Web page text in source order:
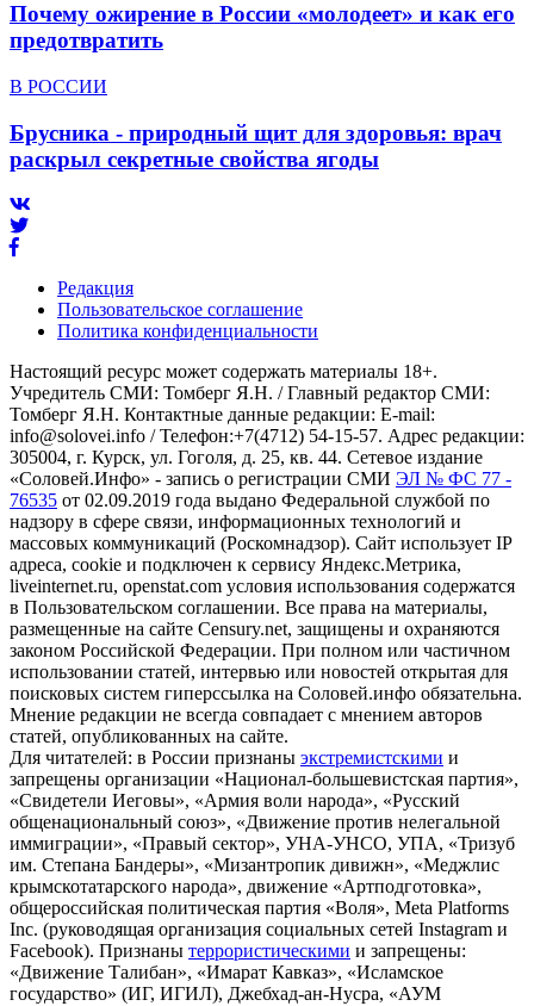
Почему ожирение в России «молодеет» и как его
предотвратить
В РОССИИ
Брусника - природный щит для здоровья: врач
раскрыл секретные свойства ягоды
Редакция
Пользовательское соглашение
Политика конфиденциальности
Настоящий ресурс может содержать материалы 18+.
Учредитель СМИ: Томберг Я.Н. / Главный редактор СМИ:
Томберг Я.Н. Контактные данные редакции: E-mail:
info@solovei.info / Телефон:+7(4712) 54-15-57. Адрес редакции:
305004, г. Курск, ул. Гоголя, д. 25, кв. 44. Сетевое издание
«Соловей.Инфо» - запись о регистрации СМИ ЭЛ № ФС 77 -
76535 от 02.09.2019 года выдано Федеральной службой по
надзору в сфере связи, информационных технологий и
массовых коммуникаций (Роскомнадзор). Сайт использует IP
адреса, cookie и подключен к сервису Яндекс.Метрика,
liveinternet.ru, openstat.com условия использования содержатся
в Пользовательском соглашении. Все права на материалы,
размещенные на сайте Censury.net, защищены и охраняются
законом Российской Федерации. При полном или частичном
использовании статей, интервью или новостей открытая для
поисковых систем гиперссылка на Соловей.инфо обязательна.
Мнение редакции не всегда совпадает с мнением авторов
статей, опубликованных на сайте.
Для читателей: в России признаны экстремистскими и
запрещены организации «Национал-большевистская партия»,
«Свидетели Иеговы», «Армия воли народа», «Русский
общенациональный союз», «Движение против нелегальной
иммиграции», «Правый сектор», УНА-УНСО, УПА, «Тризуб
им. Степана Бандеры», «Мизантропик дивижн», «Меджлис
крымскотатарского народа», движение «Артподготовка»,
общероссийская политическая партия «Воля», Meta Platforms
Inc. (руководящая организация социальных сетей Instagram и
Facebook). Признаны террористическими и запрещены:
«Движение Талибан», «Имарат Кавказ», «Исламское
государство» (ИГ, ИГИЛ), Джебхад-ан-Нусра, «АУМ